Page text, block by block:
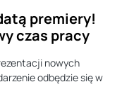
premiery!
czas pracy
nowych
odbędzie się w